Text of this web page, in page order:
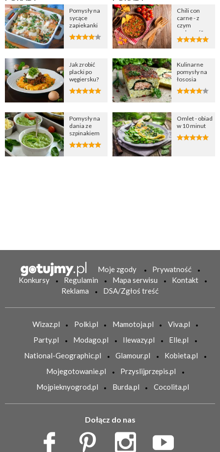
Pomysły na
sycące
zapiekanki
Jak zrobić
placki po
węgiersku?
Pomysły na
dania ze
szpinakiem
Chili con
carne - z
czym
podawać?
Kulinarne
pomysły na
łososia
Omlet - obiad
w 10 minut
Moje zgody
Prywatność
Konkursy
Regulamin Mapa serwisu
Kontakt
Reklama
DSA/Zgłoś treść
Wizaz.pl Polki.pl Mamotoja.pl
Viva.pl
Party.pl
Modago.pl Ilewazy.pl
Elle.pl
National-Geographic.pl
Glamour.pl
Kobieta.pl
Mojegotowanie.pl
Przyslijprzepis.pl
Mojpieknyogrod.pl
Burda.pl Cocolita.pl
Dołącz do nas